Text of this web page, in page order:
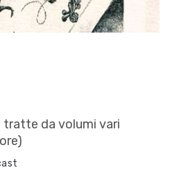
tratte da volumi vari